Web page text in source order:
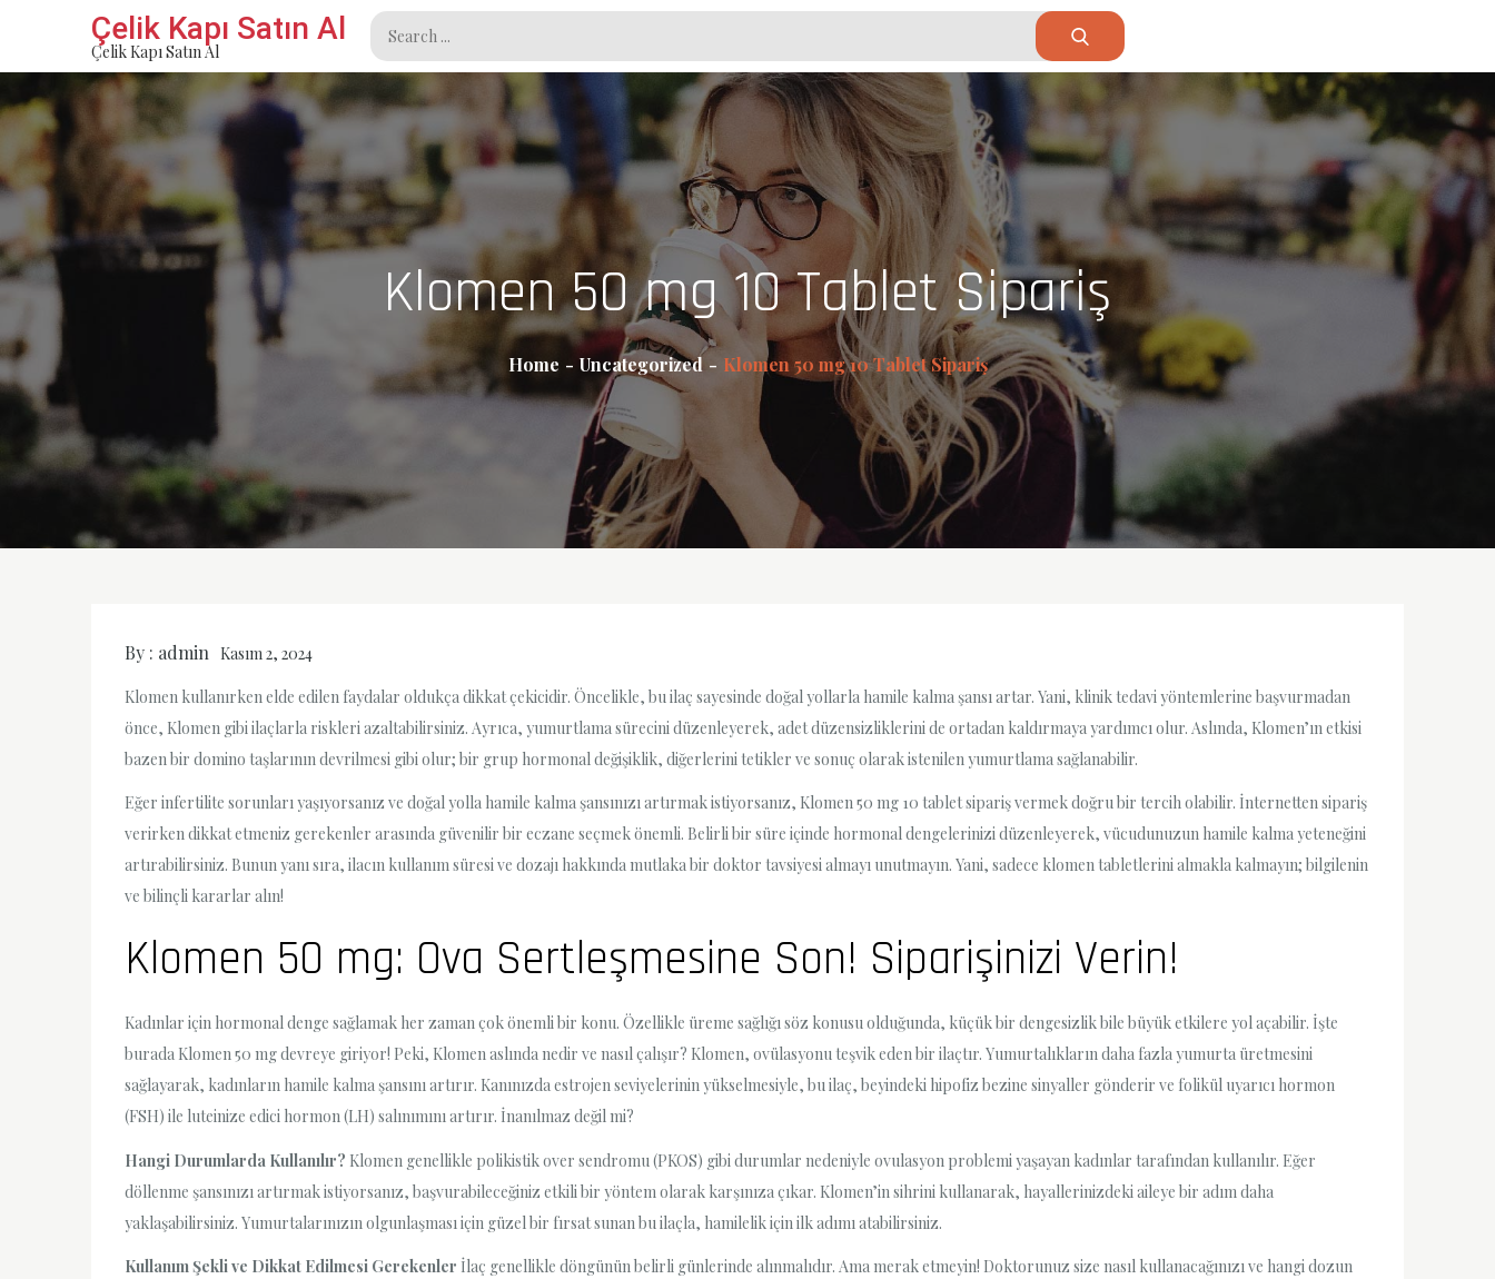
content
Çelik Kapı Satın Al
Çelik Kapı Satın Al
Search
for:
Klomen 50 mg 10 Tablet Sipariş
Home Uncategorized Klomen 50 mg 10 Tablet Sipariş
By : admin Kasım 2, 2024
Klomen kullanırken elde edilen faydalar oldukça dikkat çekicidir. Öncelikle, bu ilaç sayesinde doğal yollarla hamile kalma şansı artar. Yani, klinik tedavi yöntemlerine başvurmadan
önce, Klomen gibi ilaçlarla riskleri azaltabilirsiniz. Ayrıca, yumurtlama sürecini düzenleyerek, adet düzensizliklerini de ortadan kaldırmaya yardımcı olur. Aslında, Klomen’ın etkisi
bazen bir domino taşlarının devrilmesi gibi olur; bir grup hormonal değişiklik, diğerlerini tetikler ve sonuç olarak istenilen yumurtlama sağlanabilir.
Eğer infertilite sorunları yaşıyorsanız ve doğal yolla hamile kalma şansınızı artırmak istiyorsanız, Klomen 50 mg 10 tablet sipariş vermek doğru bir tercih olabilir. İnternetten sipariş
verirken dikkat etmeniz gerekenler arasında güvenilir bir eczane seçmek önemli. Belirli bir süre içinde hormonal dengelerinizi düzenleyerek, vücudunuzun hamile kalma yeteneğini
artırabilirsiniz. Bunun yanı sıra, ilacın kullanım süresi ve dozajı hakkında mutlaka bir doktor tavsiyesi almayı unutmayın. Yani, sadece klomen tabletlerini almakla kalmayın; bilgilenin
ve bilinçli kararlar alın!
Klomen 50 mg: Ova Sertleşmesine Son! Siparişinizi Verin!
Kadınlar için hormonal denge sağlamak her zaman çok önemli bir konu. Özellikle üreme sağlığı söz konusu olduğunda, küçük bir dengesizlik bile büyük etkilere yol açabilir. İşte
burada Klomen 50 mg devreye giriyor! Peki, Klomen aslında nedir ve nasıl çalışır? Klomen, ovülasyonu teşvik eden bir ilaçtır. Yumurtalıkların daha fazla yumurta üretmesini
sağlayarak, kadınların hamile kalma şansını artırır. Kanınızda estrojen seviyelerinin yükselmesiyle, bu ilaç, beyindeki hipofiz bezine sinyaller gönderir ve folikül uyarıcı hormon
(FSH) ile luteinize edici hormon (LH) salınımını artırır. İnanılmaz değil mi?
Hangi Durumlarda Kullanılır? Klomen genellikle polikistik over sendromu (PKOS) gibi durumlar nedeniyle ovulasyon problemi yaşayan kadınlar tarafından kullanılır. Eğer
döllenme şansınızı artırmak istiyorsanız, başvurabileceğiniz etkili bir yöntem olarak karşınıza çıkar. Klomen’in sihrini kullanarak, hayallerinizdeki aileye bir adım daha
yaklaşabilirsiniz. Yumurtalarınızın olgunlaşması için güzel bir fırsat sunan bu ilaçla, hamilelik için ilk adımı atabilirsiniz.
Kullanım Şekli ve Dikkat Edilmesi Gerekenler İlaç genellikle döngünün belirli günlerinde alınmalıdır. Ama merak etmeyin! Doktorunuz size nasıl kullanacağınızı ve hangi dozun